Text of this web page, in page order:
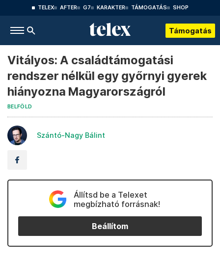
TELEX AFTER G7 KARAKTER TÁMOGATÁS SHOP
Támogatás
Vitályos: A családtámogatási
rendszer nélkül egy győrnyi gyerek
hiányozna Magyarországról
BELFÖLD
Szántó-Nagy Bálint
Állítsd be a Telexet
megbízható forrásnak!
Beállítom